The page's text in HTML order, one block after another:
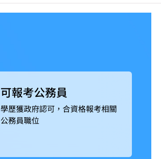
可報考公務員
學歷獲政府認可，合資格報考相關
公務員職位